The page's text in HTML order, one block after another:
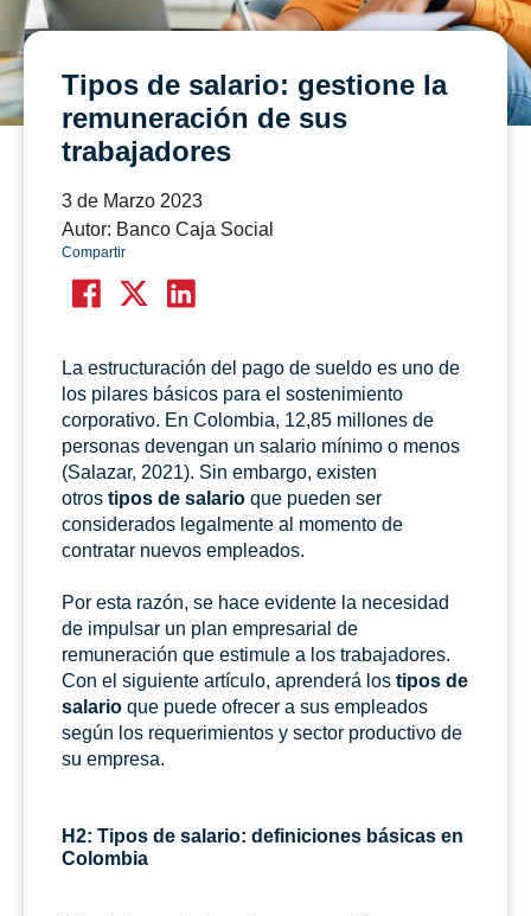
Tipos de salario: gestione la
remuneración de sus
trabajadores
3 de Marzo 2023
Autor: Banco Caja Social
Compartir
La estructuración del pago de sueldo es uno de
los pilares básicos para el sostenimiento
corporativo. En Colombia, 12,85 millones de
personas devengan un salario mínimo o menos
(Salazar, 2021). Sin embargo, existen
otros tipos de salario que pueden ser
considerados legalmente al momento de
contratar nuevos empleados.
Por esta razón, se hace evidente la necesidad
de impulsar un plan empresarial de
remuneración que estimule a los trabajadores.
Con el siguiente artículo, aprenderá los tipos de
salario que puede ofrecer a sus empleados
según los requerimientos y sector productivo de
su empresa.
H2: Tipos de salario: definiciones básicas en
Colombia